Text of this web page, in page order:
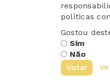
políticas
Gostou
Sim
Não
Votar